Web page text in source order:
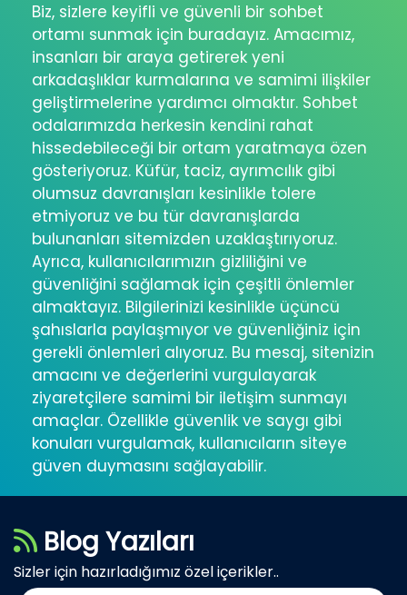
Biz, sizlere keyifli ve güvenli bir sohbet
ortamı sunmak için buradayız. Amacımız,
insanları bir araya getirerek yeni
arkadaşlıklar kurmalarına ve samimi ilişkiler
geliştirmelerine yardımcı olmaktır. Sohbet
odalarımızda herkesin kendini rahat
hissedebileceği bir ortam yaratmaya özen
gösteriyoruz. Küfür, taciz, ayrımcılık gibi
olumsuz davranışları kesinlikle tolere
etmiyoruz ve bu tür davranışlarda
bulunanları sitemizden uzaklaştırıyoruz.
Ayrıca, kullanıcılarımızın gizliliğini ve
güvenliğini sağlamak için çeşitli önlemler
almaktayız. Bilgilerinizi kesinlikle üçüncü
şahıslarla paylaşmıyor ve güvenliğiniz için
gerekli önlemleri alıyoruz. Bu mesaj, sitenizin
amacını ve değerlerini vurgulayarak
ziyaretçilere samimi bir iletişim sunmayı
amaçlar. Özellikle güvenlik ve saygı gibi
konuları vurgulamak, kullanıcıların siteye
güven duymasını sağlayabilir.
Blog Yazıları
Sizler için hazırladığımız özel içerikler..